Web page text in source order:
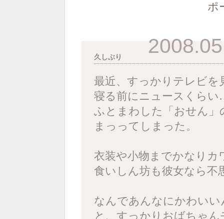
ポ
久しぶり
最近、すっかりテレビを
寝る前にニュースくら
ふとまわした「おせん
まっってしまった。
衣装や小物までかなりカ
食いしん坊も彼女なら不
なんであんなにかわい
と、すっかりおばちゃ